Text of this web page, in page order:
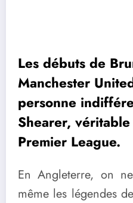
Les débuts de
Manchester
personne
Shearer,
Premier League.
En Angleterre, on
même les légendes